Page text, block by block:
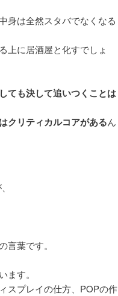
身は全然スタバでなくなる
上に居酒屋と化すでしょ
ても決して追いつくことは
クリティカルコアがあるん
葉です。
す。
スプレイの仕方、POPの作